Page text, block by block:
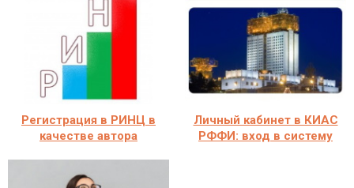
Регистрация в РИНЦ в
качестве автора
Личный кабинет в КИАС
РФФИ: вход в систему